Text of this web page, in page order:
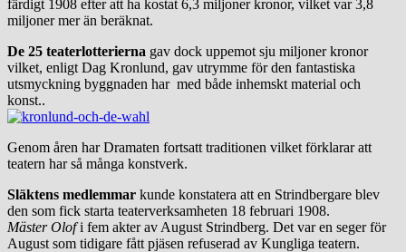
färdigt 1908 efter att ha kostat 6,3 miljoner kronor, vilket var 3,8
miljoner mer än beräknat.
De 25 teaterlotterierna gav dock uppemot sju miljoner kronor
vilket, enligt Dag Kronlund, gav utrymme för den fantastiska
utsmyckning byggnaden har med både inhemskt material och
konst..
Genom åren har Dramaten fortsatt traditionen vilket förklarar att
teatern har så många konstverk.
Släktens medlemmar kunde konstatera att en Strindbergare blev
den som fick starta teaterverksamheten 18 februari 1908.
Mäster Olofi fem akter av August Strindberg. Det var en seger för
August som tidigare fått pjäsen refuserad av Kungliga teatern.